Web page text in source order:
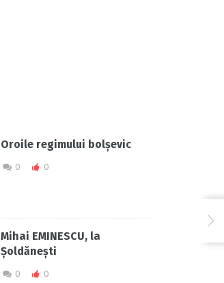
Oroile regimului bolșevic
0 0
Mihai EMINESCU, la
Șoldănești
0 0